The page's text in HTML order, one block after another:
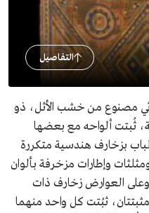
التفاصيل
مصنوع من خشب الأثل، ذو
ثُبتت ألواحه مع بعضها
بزخارف هندسية متكررة
وإطارات مزخرفة بألوان
العوارض زخارف ذات
ثبُتت كل واحد منهما